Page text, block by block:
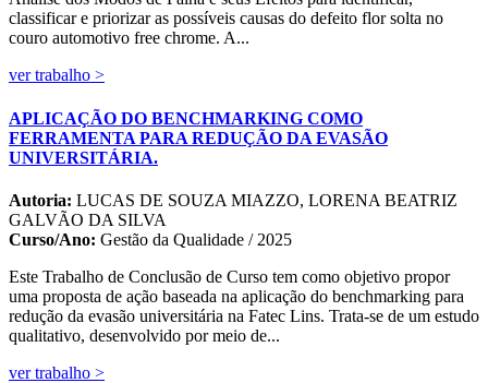
classificar e priorizar as possíveis causas do defeito flor solta no
couro automotivo free chrome. A...
ver trabalho >
APLICAÇÃO DO BENCHMARKING COMO
FERRAMENTA PARA REDUÇÃO DA EVASÃO
UNIVERSITÁRIA.
Autoria: LUCAS DE SOUZA MIAZZO, LORENA BEATRIZ
GALVÃO DA SILVA
Curso/Ano: Gestão da Qualidade / 2025
Este Trabalho de Conclusão de Curso tem como objetivo propor
uma proposta de ação baseada na aplicação do benchmarking para
redução da evasão universitária na Fatec Lins. Trata-se de um estudo
qualitativo, desenvolvido por meio de...
ver trabalho >